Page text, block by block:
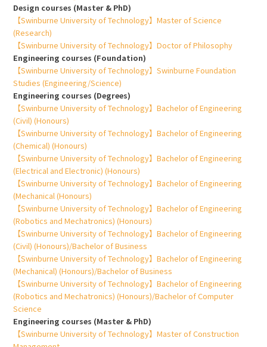
Design courses (Master & PhD)
【Swinburne University of Technology】Master of Science
(Research)
【Swinburne University of Technology】Doctor of Philosophy
Engineering courses (Foundation)
【Swinburne University of Technology】Swinburne Foundation
Studies (Engineering/Science)
Engineering courses (Degrees)
【Swinburne University of Technology】Bachelor of Engineering
(Civil) (Honours)
【Swinburne University of Technology】Bachelor of Engineering
(Chemical) (Honours)
【Swinburne University of Technology】Bachelor of Engineering
(Electrical and Electronic) (Honours)
【Swinburne University of Technology】Bachelor of Engineering
(Mechanical (Honours)
【Swinburne University of Technology】Bachelor of Engineering
(Robotics and Mechatronics) (Honours)
【Swinburne University of Technology】Bachelor of Engineering
(Civil) (Honours)/Bachelor of Business
【Swinburne University of Technology】Bachelor of Engineering
(Mechanical) (Honours)/Bachelor of Business
【Swinburne University of Technology】Bachelor of Engineering
(Robotics and Mechatronics) (Honours)/Bachelor of Computer
Science
Engineering courses (Master & PhD)
【Swinburne University of Technology】Master of Construction